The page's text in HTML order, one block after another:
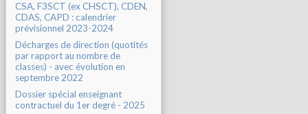
CSA, F3SCT (ex CHSCT), CDEN,
CDAS, CAPD : calendrier
prévisionnel 2023-2024
Décharges de direction (quotités
par rapport au nombre de
classes) - avec évolution en
septembre 2022
Dossier spécial enseignant
contractuel du 1er degré - 2025